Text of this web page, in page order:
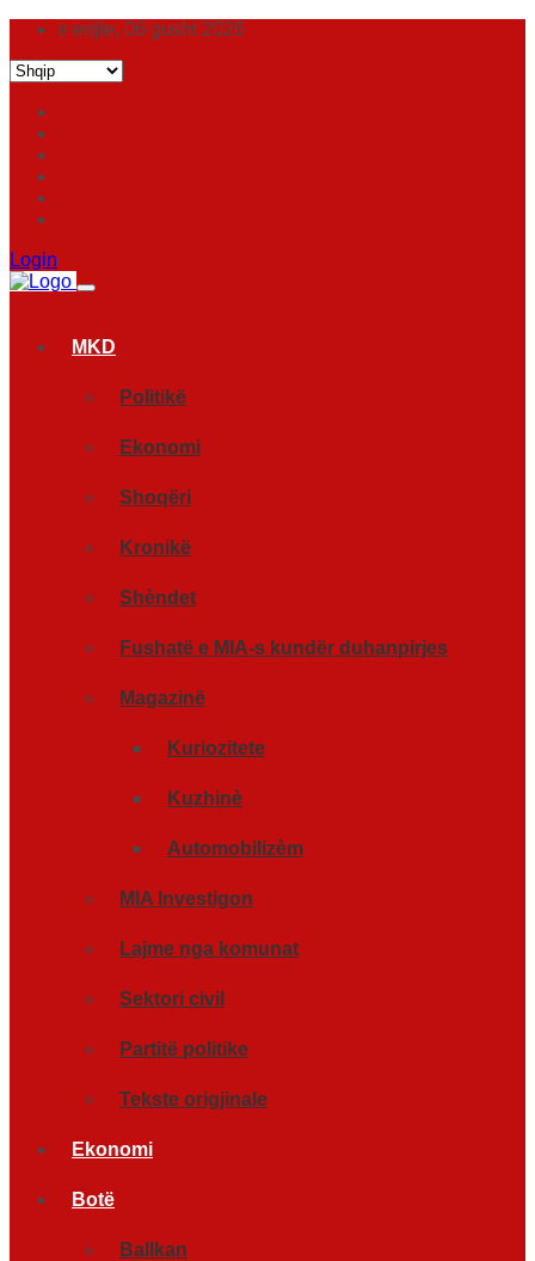
e enjte, 06 gusht 2026
Login
MKD
Politikë
Ekonomi
Shoqëri
Kronikë
Shèndet
Fushatë e MIA-s kundër duhanpirjes
Magazinë
Kuriozitete
Kuzhinè
Automobilizèm
MIA Investigon
Lajme nga komunat
Sektori civil
Partitë politike
Tekste origjinale
Ekonomi
Botë
Ballkan